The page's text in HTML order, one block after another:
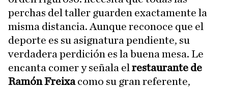
perchas del taller guarden exactamente la
misma distancia. Aunque reconoce que el
deporte es su asignatura pendiente, su
verdadera perdición es la buena mesa. Le
encanta comer y señala elrestaurante de
Ramón Freixacomo su gran referente,